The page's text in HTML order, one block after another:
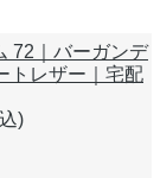
72｜バーガンデ
トレザー｜宅配
)